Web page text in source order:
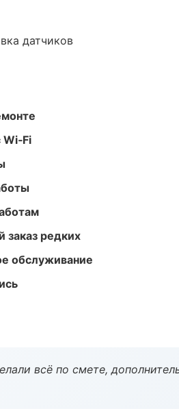
датчиков
заказ редких
обслуживание
всё по смете,